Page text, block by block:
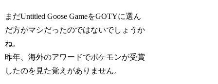
まだUntitled Goose GameをGOTYに選ん
だ方がマシだったのではないでしょうか
ね。
昨年、海外のアワードでポケモンが受賞
したのを見た覚えがありません。